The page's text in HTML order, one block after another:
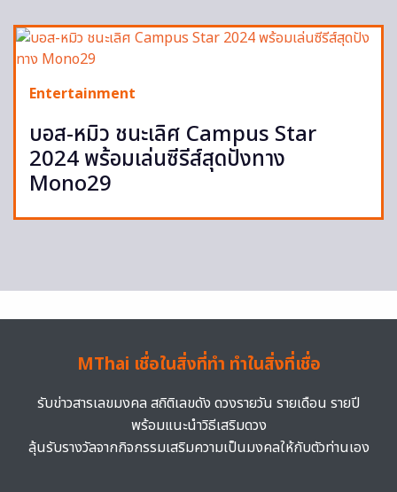
Entertainment
บอส-หมิว ชนะเลิศ Campus Star
2024 พร้อมเล่นซีรีส์สุดปังทาง
Mono29
MThai เชื่อในสิ่งที่ทำ ทำในสิ่งที่เชื่อ
รับข่าวสารเลขมงคล สถิติเลขดัง ดวงรายวัน รายเดือน รายปี
พร้อมแนะนำวิธีเสริมดวง
ลุ้นรับรางวัลจากกิจกรรมเสริมความเป็นมงคลให้กับตัวท่านเอง